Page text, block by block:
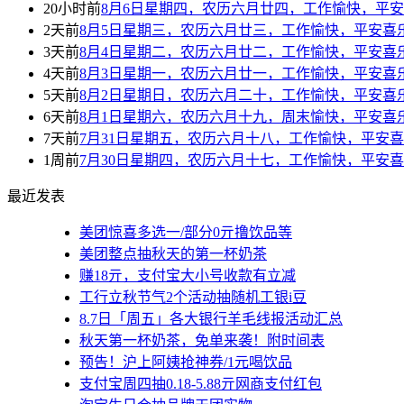
20小时前8月6日星期四，农历六月廿四，工作愉快，平
2天前8月5日星期三，农历六月廿三，工作愉快，平安喜
3天前8月4日星期二，农历六月廿二，工作愉快，平安喜
4天前8月3日星期一，农历六月廿一，工作愉快，平安喜
5天前8月2日星期日，农历六月二十，工作愉快，平安喜
6天前8月1日星期六，农历六月十九，周末愉快，平安喜
7天前7月31日星期五，农历六月十八，工作愉快，平安
1周前7月30日星期四，农历六月十七，工作愉快，平安
最近发表
美团惊喜多选一/部分0亓撸饮品等
美团整点抽秋天的第一杯奶茶
赚18亓，支付宝大小号收款有立减
工行立秋节气2个活动抽随机工银i豆
8.7日「周五」各大银行羊毛线报活动汇总
秋天第一杯奶茶，免单来袭！附时间表
预告！沪上阿姨抢神券/1元喝饮品
支付宝周四抽0.18-5.88亓网商支付红包